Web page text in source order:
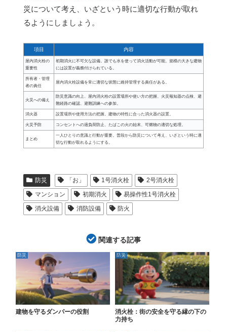
災について考え、いざという時に適切な行動が取れ
るようにしましょう。
項目 内容
屋内消火栓の
重要性
初期消火に不可欠な設備。誰でも水を使って消火活動が可能。規模の大きな建物
には設置が義務付けられている。
所有者・管理
者の責任
屋内消火栓設備を常に適切な状態に維持管理する責任がある。
火災への備え
防災意識の向上、屋内消火栓の設置場所や使い方の把握、火災報知器の点検、避
難経路の確認、避難訓練への参加。
消火器 設置場所や使用方法の把握。建物の特性に合った消火器の設置。
火災予防 コンセントへの過負荷防止、たばこの火の始末、可燃物の適切な処理。
まとめ
一人ひとりの意識と行動が重要。普段から防災について考え、いざという時に適
切な行動が取れるようにする。
防災 「お」 1号消火栓
2号消火栓
マンション
初期消火
易操作性1号消火栓
消火設備
消防設備 防火
関連する記事
防災
建物を守るダンパーの役割
防災
消火栓：街の安全を守る縁の下の
力持ち